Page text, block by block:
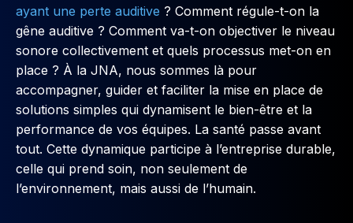
ayant une perte auditive ? Comment régule-t-on la
gêne auditive ? Comment va-t-on objectiver le niveau
sonore collectivement et quels processus met-on en
place ? À la JNA, nous sommes là pour
accompagner, guider et faciliter la mise en place de
solutions simples qui dynamisent le bien-être et la
performance de vos équipes. La santé passe avant
tout. Cette dynamique participe à l’entreprise durable,
celle qui prend soin, non seulement de
l’environnement, mais aussi de l’humain.